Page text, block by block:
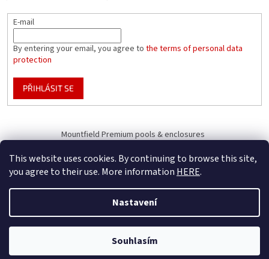
This website uses cookies. By continuing to browse this site,
you agree to their use. More information HERE.
Nastavení
Souhlasím
B2B Only - register your company to receive full benefits (of becoming
E-mail
By entering your email, you agree to the terms of personal data
protection
PŘIHLÁSIT SE
Mountfield Premium pools & enclosures
Vytvořil Shoptet
Mountfield. Všechna práva vyhrazena.